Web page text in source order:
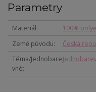
Parametry
Materiál
100%
Země původu
Česká
Téma/Jednobare
vné